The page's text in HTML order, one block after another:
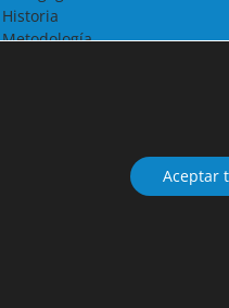
Historia
Metodología
Aceptar